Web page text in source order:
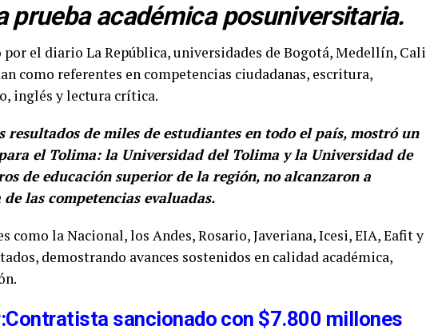
prueba académica posuniversitaria.
el diario La República, universidades de Bogotá, Medellín, Cali
como referentes en competencias ciudadanas, escritura,
inglés y lectura crítica.
resultados de miles de estudiantes en todo el país, mostró un
el Tolima: la Universidad del Tolima y la Universidad de
de educación superior de la región, no alcanzaron a
las competencias evaluadas.
como la Nacional, los Andes, Rosario, Javeriana, Icesi, EIA, Eafit y
demostrando avances sostenidos en calidad académica,
sancionado con $7.800 millones